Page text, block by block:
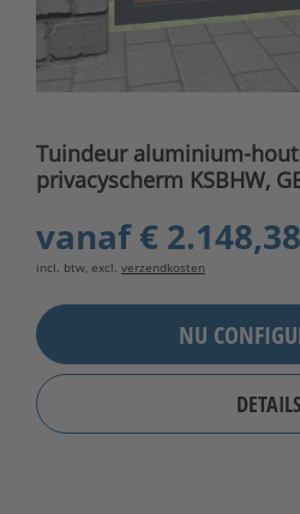
Tuindeur aluminium-
privacyscherm KSBHW,
vanaf€ 2.148,38
incl. btw, excl. verzendkosten
NU
DETAILS